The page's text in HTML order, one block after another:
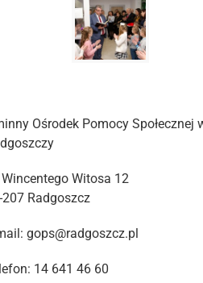
Ośrodek Pomocy Społecznej
Witosa 12
207 Radgoszcz
gops@radgoszcz.pl
14 641 46 60